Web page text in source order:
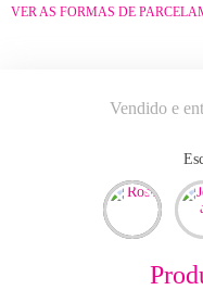
VER AS FORMAS DE
Vendido e